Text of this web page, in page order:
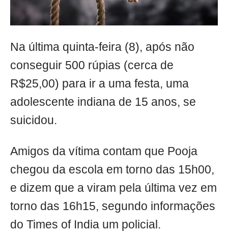
Na última quinta-feira (8), após não
conseguir 500 rúpias (cerca de
R$25,00) para ir a uma festa, uma
adolescente indiana de 15 anos, se
suicidou.
Amigos da vítima contam que Pooja
chegou da escola em torno das 15h00,
e dizem que a viram pela última vez em
torno das 16h15, segundo informações
do Times of India um policial.